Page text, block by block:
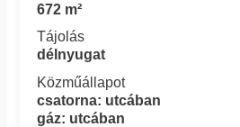
672 m²
Tájolás
délnyugat
Közműállapot
csatorna: utcában
gáz: utcában